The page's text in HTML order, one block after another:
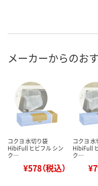
メーカーからのお
コクヨ 水切り袋
HibiFull ヒビフル シン
ク…
¥578（税込）
コクヨ 水
HibiFull
ク…